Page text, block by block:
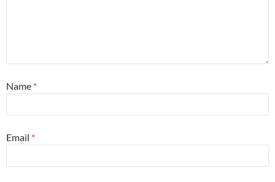
Name *
Email *